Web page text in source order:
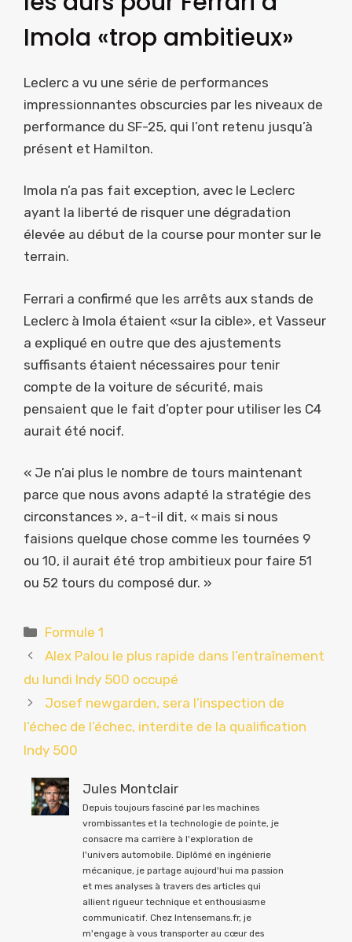
Imola «trop ambitieux»
Leclerc a vu une série de performances
impressionnantes obscurcies par les niveaux de
performance du SF-25, qui l’ont retenu jusqu’à
présent et Hamilton.
Imola n’a pas fait exception, avec le Leclerc
ayant la liberté de risquer une dégradation
élevée au début de la course pour monter sur le
terrain.
Ferrari a confirmé que les arrêts aux stands de
Leclerc à Imola étaient «sur la cible», et Vasseur
a expliqué en outre que des ajustements
suffisants étaient nécessaires pour tenir
compte de la voiture de sécurité, mais
pensaient que le fait d’opter pour utiliser les C4
aurait été nocif.
« Je n’ai plus le nombre de tours maintenant
parce que nous avons adapté la stratégie des
circonstances », a-t-il dit, « mais si nous
faisions quelque chose comme les tournées 9
ou 10, il aurait été trop ambitieux pour faire 51
ou 52 tours du composé dur. »
Catégories
Formule 1
Alex Palou le plus rapide dans l’entraînement
du lundi Indy 500 occupé
Josef newgarden, sera l’inspection de
l’échec de l’échec, interdite de la qualification
Indy 500
Jules Montclair
Depuis toujours fasciné par les machines
vrombissantes et la technologie de pointe, je
consacre ma carrière à l'exploration de
l'univers automobile. Diplômé en ingénierie
mécanique, je partage aujourd'hui ma passion
et mes analyses à travers des articles qui
allient rigueur technique et enthousiasme
communicatif. Chez Intensemans.fr, je
m'engage à vous transporter au cœur des